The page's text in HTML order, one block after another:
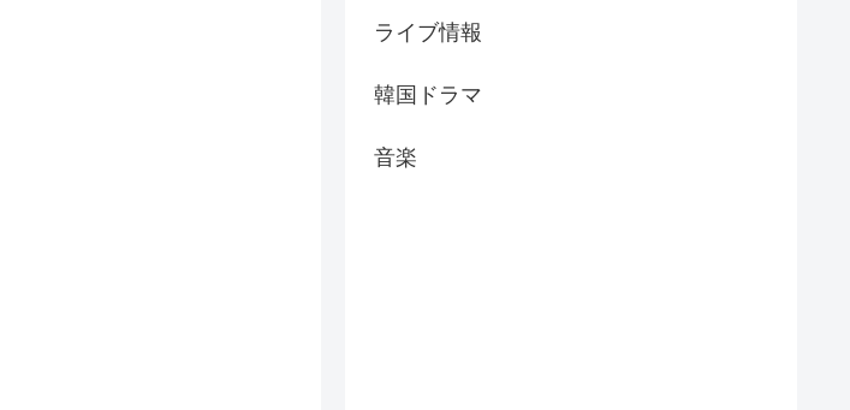
ライブ情報
韓国ドラマ
音楽